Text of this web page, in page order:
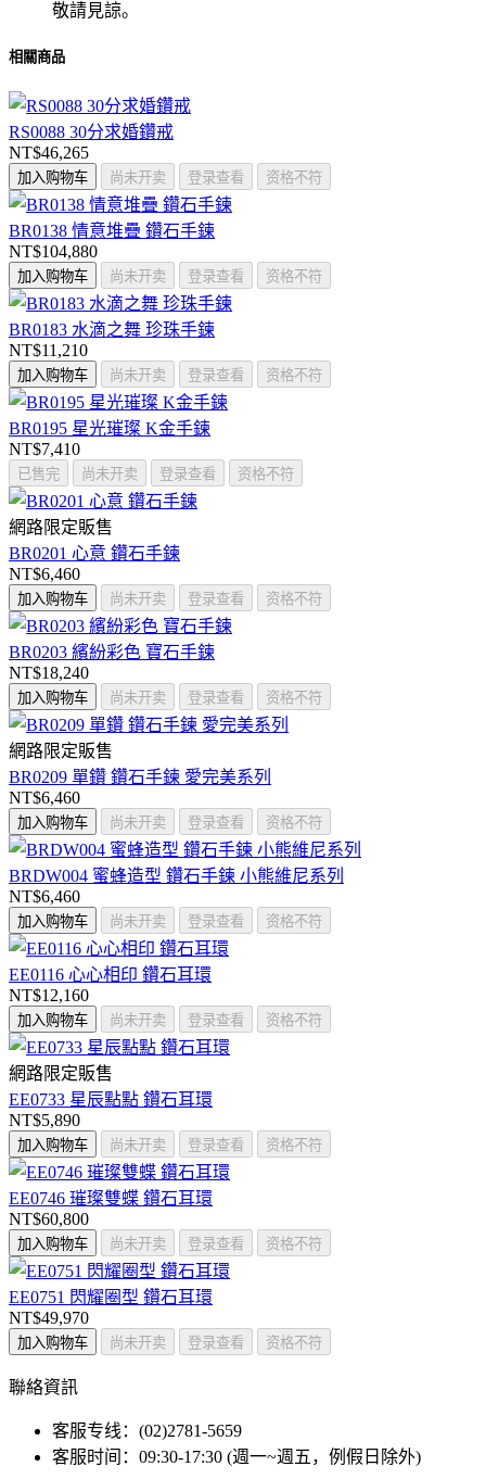
敬請見諒。
相關商品
RS0088 30分求婚鑽戒
NT$46,265
加入购物车 尚未开卖 登录查看 资格不符
BR0138 情意堆疊 鑽石手鍊
NT$104,880
加入购物车 尚未开卖 登录查看 资格不符
BR0183 水滴之舞 珍珠手鍊
NT$11,210
加入购物车 尚未开卖 登录查看 资格不符
BR0195 星光璀璨 K金手鍊
NT$7,410
已售完 尚未开卖 登录查看 资格不符
網路限定販售
BR0201 心意 鑽石手鍊
NT$6,460
加入购物车 尚未开卖 登录查看 资格不符
BR0203 繽紛彩色 寶石手鍊
NT$18,240
加入购物车 尚未开卖 登录查看 资格不符
網路限定販售
BR0209 單鑽 鑽石手鍊 愛完美系列
NT$6,460
加入购物车 尚未开卖 登录查看 资格不符
BRDW004 蜜蜂造型 鑽石手鍊 小熊維尼系列
NT$6,460
加入购物车 尚未开卖 登录查看 资格不符
EE0116 心心相印 鑽石耳環
NT$12,160
加入购物车 尚未开卖 登录查看 资格不符
網路限定販售
EE0733 星辰點點 鑽石耳環
NT$5,890
加入购物车 尚未开卖 登录查看 资格不符
EE0746 璀璨雙蝶 鑽石耳環
NT$60,800
加入购物车 尚未开卖 登录查看 资格不符
EE0751 閃耀圈型 鑽石耳環
NT$49,970
加入购物车 尚未开卖 登录查看 资格不符
聯絡資訊
客服专线：(02)2781-5659
客服时间：09:30-17:30 (週一~週五，例假日除外)